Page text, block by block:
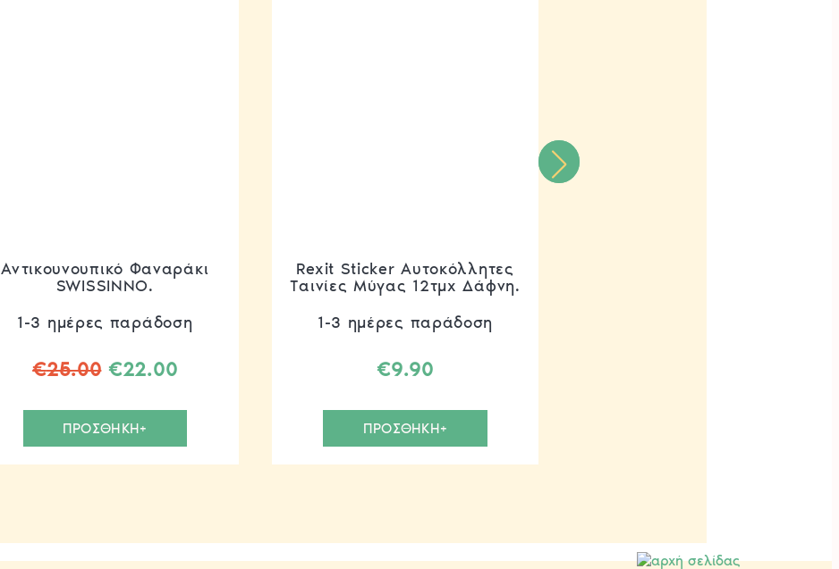
Αντικουνουπικό Φαναράκι
SWISSINNO.
1-3 ημέρες παράδοση
€25.00 Original
was:
€25.00.
€22.00Η
τιμή
€22.00.
ΠΡΟΣΘΗΚΗ+
Rexit Sticker Αυτοκόλλητες
Ταινίες Μύγας 12τμχ Δάφνη.
1-3 ημέρες παράδοση
€9.90
ΠΡΟΣΘΗΚΗ+